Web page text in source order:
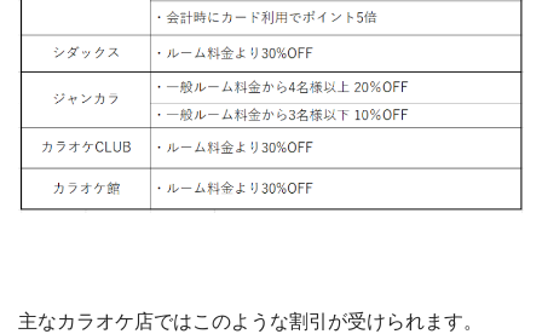
主なカラオケ店ではこのような割引が受けられます。